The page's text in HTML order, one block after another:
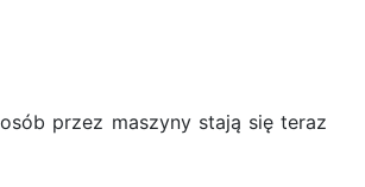
przez maszyny stają się teraz